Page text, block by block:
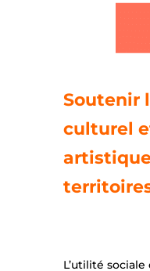
Soutenir
culturel
L’utilité